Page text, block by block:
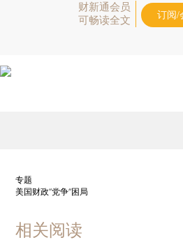
财新通会员
可畅读全文
订阅/
专题
美国财政“党争”困局
相关阅读